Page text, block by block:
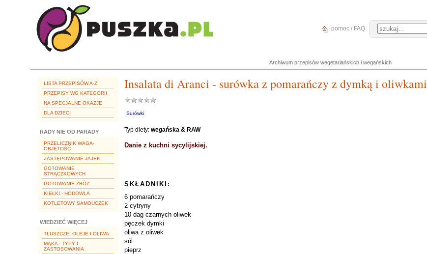
pomoc / FAQ
Archiwum przepisów wegetariańskich i wegańskich
LISTA PRZEPISÓW A-Z
PRZEPISY WG KATEGORII
NA SPECJALNE OKAZJE
DLA DZIECI
RADY NIE OD PARADY
PRZELICZNIK WAGA-
OBJĘTOŚĆ
ZASTĘPOWANIE JAJEK
GOTOWANIE
STRĄCZKOWYCH
GOTOWANIE ZBÓŻ
KIEŁKI - HODOWLA
KOTLETOWY SAMOUCZEK
WIEDZIEĆ WIĘCEJ
TŁUSZCZE, OLEJE I OLIWA
MĄKA - TYPY I
ZASTOSOWANIA
Insalata di Aranci - surówka z pomarańczy z dymką i oliwkami
Surówki
Typ diety: wegańska & RAW
Danie z kuchni sycylijskiej.
SKŁADNIKI:
6 pomarańczy
2 cytryny
10 dag czarnych oliwek
pęczek dymki
oliwa z oliwek
sól
pieprz